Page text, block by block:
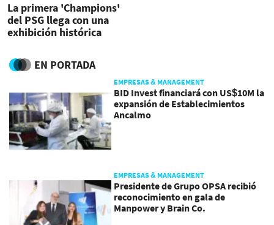
La primera 'Champions'
del PSG llega con una
exhibición histórica
EN PORTADA
EMPRESAS & MANAGEMENT
BID Invest financiará con US$10M la
expansión de Establecimientos
Ancalmo
EMPRESAS & MANAGEMENT
Presidente de Grupo OPSA recibió
reconocimiento en gala de
Manpower y Brain Co.